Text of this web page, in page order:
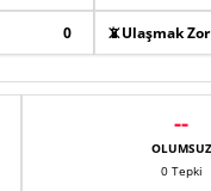
0 📵Ulaşmak Zor
--
OLUMSUZ
0 Tepki